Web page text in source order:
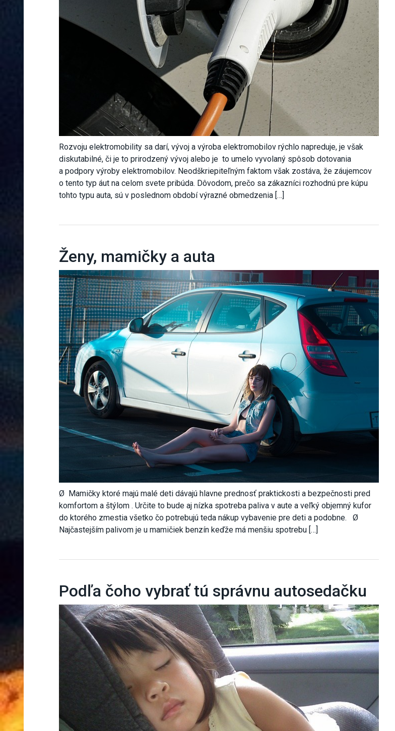
Rozvoju elektromobility sa darí, vývoj a výroba elektromobilov rýchlo napreduje, je však
diskutabilné, či je to prirodzený vývoj alebo je to umelo vyvolaný spôsob dotovania
a podpory výroby elektromobilov. Neodškriepiteľným faktom však zostáva, že záujemcov
o tento typ áut na celom svete pribúda. Dôvodom, prečo sa zákazníci rozhodnú pre kúpu
tohto typu auta, sú v poslednom období výrazné obmedzenia […]
Ženy, mamičky a auta
Ø Mamičky ktoré majú malé deti dávajú hlavne prednosť praktickosti a bezpečnosti pred
komfortom a štýlom . Určite to bude aj nízka spotreba paliva v aute a veľký objemný kufor
do ktorého zmestia všetko čo potrebujú teda nákup vybavenie pre deti a podobne. Ø
Najčastejším palivom je u mamičiek benzín keďže má menšiu spotrebu […]
Podľa čoho vybrať tú správnu autosedačku